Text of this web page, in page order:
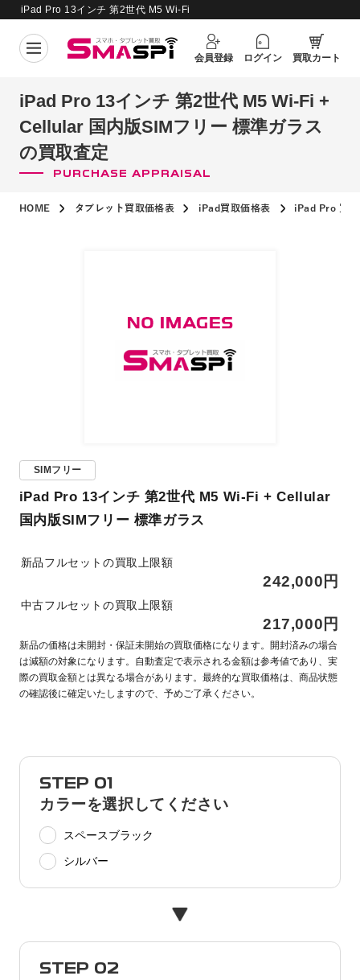
買取価格更新日： 2026年8月7日
iPad Pro 13インチ 第2世代 M5 Wi-Fi
ス の買取査定
会員登録
ログイン 買取カート
iPad Pro 13インチ 第2世代 M5 Wi-Fi +
Cellular 国内版SIMフリー 標準ガラス
の買取査定
PURCHASE APPRAISAL
HOME タブレット買取価格表 iPad買取価格表 iPad Pro 買
SIMフリー
iPad Pro 13インチ 第2世代 M5 Wi-Fi + Cellular
国内版SIMフリー 標準ガラス
新品フルセットの買取上限額
242,000円
中古フルセットの買取上限額
217,000円
新品の価格は未開封・保証未開始の買取価格になります。開封済みの場合
は減額の対象になります。自動査定で表示される金額は参考値であり、実
際の買取金額とは異なる場合があります。最終的な買取価格は、商品状態
の確認後に確定いたしますので、予めご了承ください。
STEP 01
カラーを選択してください
スペースブラック
シルバー
STEP 02